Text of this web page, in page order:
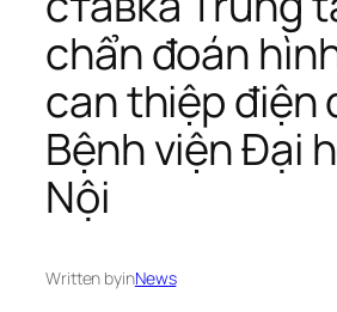
chẩn đoán
can thiệp điện
Bệnh viện Đại
Nội
Written byinNews